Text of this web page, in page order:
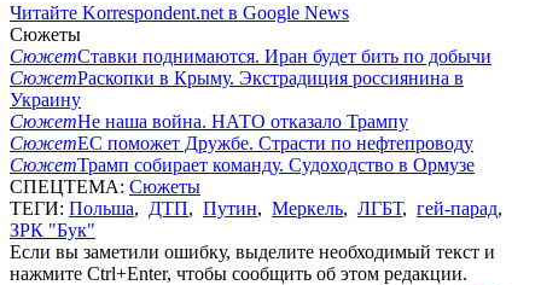
Читайте Korrespondent.net в Google News
Сюжеты
СюжетСтавки поднимаются. Иран будет бить по добычи
СюжетРаскопки в Крыму. Экстрадиция россиянина в
Украину
СюжетНе наша война. НАТО отказало Трампу
СюжетЕС поможет Дружбе. Страсти по нефтепроводу
СюжетТрамп собирает команду. Судоходство в Ормузе
СПЕЦТЕМА: Сюжеты
ТЕГИ: Польша, ДТП, Путин, Меркель, ЛГБТ, гей-парад,
ЗРК "Бук"
Если вы заметили ошибку, выделите необходимый текст и
нажмите Ctrl+Enter, чтобы сообщить об этом редакции.